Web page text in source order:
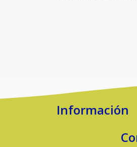
Información